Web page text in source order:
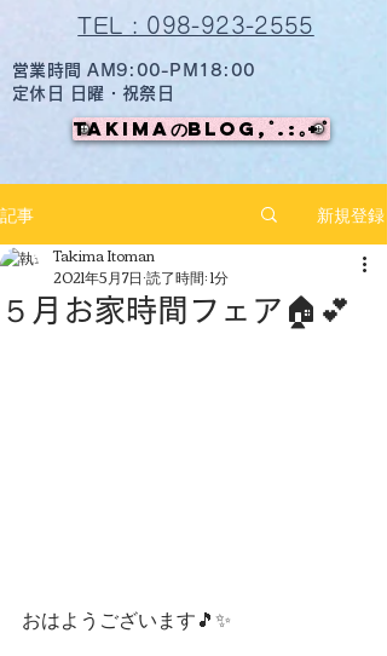
TEL : 098-923-2555
営業時間 AM9:00-PM18:00
定休日 日曜・祝祭日
TAKIMAのBlog,ﾟ.:｡+ﾟ
記事 新規登録
５月お家時間フェア🏠💕
Takima Itoman
2021年5月7日 読了時間: 1分
おはようございます🎵✨